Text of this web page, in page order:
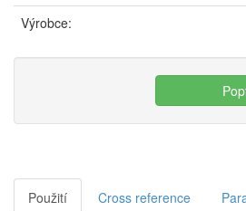
Výrobce:
Použití Cross reference